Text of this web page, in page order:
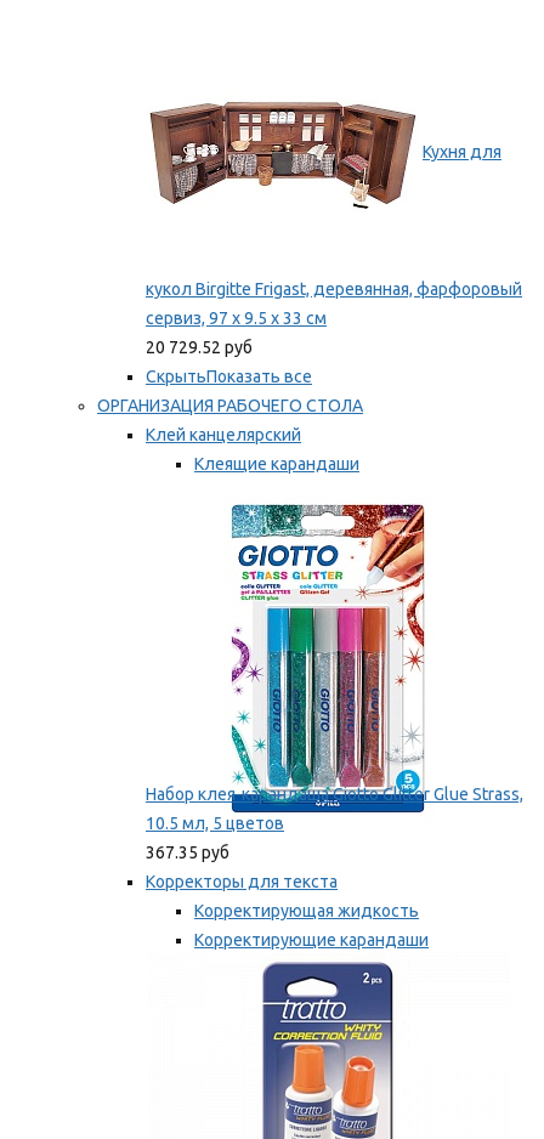
Кухня для
кукол Birgitte Frigast, деревянная, фарфоровый
сервиз, 97 x 9.5 x 33 см
20 729.52 руб
СкрытьПоказать все
ОРГАНИЗАЦИЯ РАБОЧЕГО СТОЛА
Клей канцелярский
Клеящие карандаши
Мы рекомендуем
Набор клея-карандаша Giotto Glitter Glue Strass,
10.5 мл, 5 цветов
367.35 руб
Корректоры для текста
Корректирующая жидкость
Корректирующие карандаши
Корректирующие ленты
Мы рекомендуем